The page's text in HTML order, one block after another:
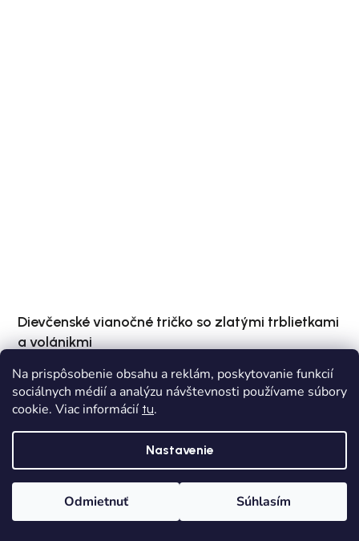
Na prispôsobenie obsahu a reklám, poskytovanie funkcií
sociálnych médií a analýzu návštevnosti používame súbory
cookie. Viac informácií tu.
Nastavenie
Odmietnuť Súhlasím
Dievčenské vianočné tričko so zlatými trblietkami
a volánikmi
Skladom Dodanie od 1,90€
€14,90